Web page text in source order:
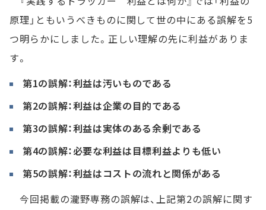
原理」ともいうべきものに関して世の中にある誤解を5
つ明らかにしました。正しい理解の先に利益がありま
す。
第1の誤解：利益は汚いものである
第2の誤解：利益は企業の目的である
第3の誤解：利益は実体のある余剰である
第4の誤解：必要な利益は目標利益よりも低い
第5の誤解：利益はコストの流れと関係がある
今回掲載の瀧野専務の誤解は、上記第2の誤解に関す